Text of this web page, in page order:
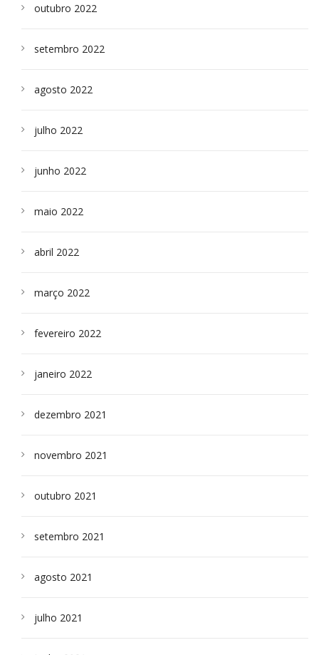
outubro 2022
setembro 2022
agosto 2022
julho 2022
junho 2022
maio 2022
abril 2022
março 2022
fevereiro 2022
janeiro 2022
dezembro 2021
novembro 2021
outubro 2021
setembro 2021
agosto 2021
julho 2021